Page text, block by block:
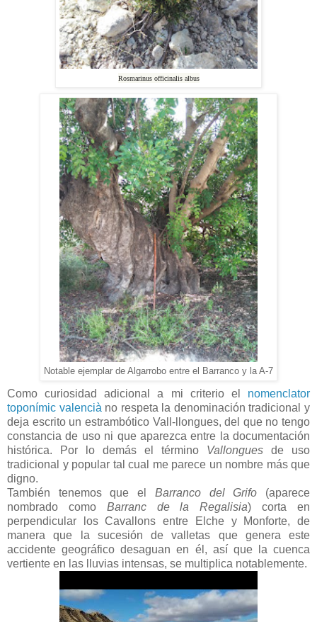
Rosmarinus officinalis albus
Notable ejemplar de Algarrobo entre el Barranco y la A-7
Como curiosidad adicional a mi criterio el nomenclator
toponímic valencià no respeta la denominación tradicional y
deja escrito un estrambótico Vall-llongues, del que no tengo
constancia de uso ni que aparezca entre la documentación
histórica. Por lo demás el término Vallongues de uso
tradicional y popular tal cual me parece un nombre más que
digno.
También tenemos que el Barranco del Grifo (aparece
nombrado como Barranc de la Regalisia) corta en
perpendicular los Cavallons entre Elche y Monforte, de
manera que la sucesión de valletas que genera este
accidente geográfico desaguan en él, así que la cuenca
vertiente en las lluvias intensas, se multiplica notablemente.